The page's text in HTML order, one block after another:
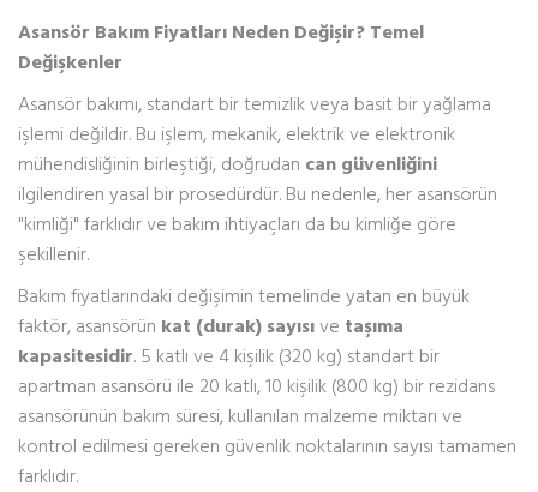
Asansör Bakım Fiyatları Neden Değişir? Temel
Değişkenler
Asansör bakımı, standart bir temizlik veya basit bir yağlama
işlemi değildir. Bu işlem, mekanik, elektrik ve elektronik
mühendisliğinin birleştiği, doğrudan can güvenliğini
ilgilendiren yasal bir prosedürdür. Bu nedenle, her asansörün
"kimliği" farklıdır ve bakım ihtiyaçları da bu kimliğe göre
şekillenir.
Bakım fiyatlarındaki değişimin temelinde yatan en büyük
faktör, asansörün kat (durak) sayısıve taşıma
kapasitesidir. 5 katlı ve 4 kişilik (320 kg) standart bir
apartman asansörü ile 20 katlı, 10 kişilik (800 kg) bir rezidans
asansörünün bakım süresi, kullanılan malzeme miktarı ve
kontrol edilmesi gereken güvenlik noktalarının sayısı tamamen
farklıdır.